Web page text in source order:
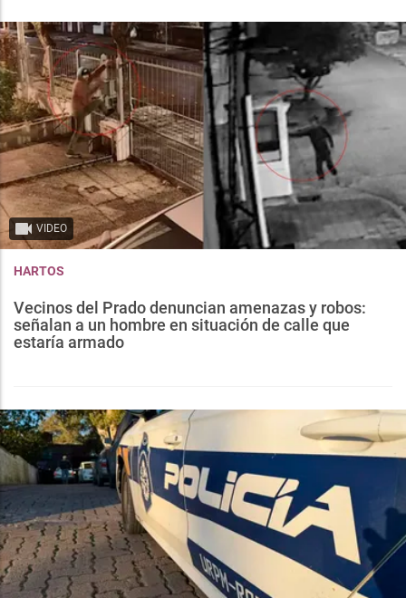
VIDEO
HARTOS
Vecinos del Prado denuncian amenazas y robos:
señalan a un hombre en situación de calle que
estaría armado